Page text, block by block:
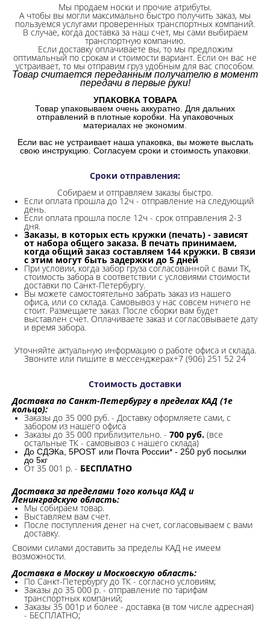
Мы продаем носки и прочие атрибуты.
А чтобы вы могли максимально быстро получить заказ, мы
пользуемся услугами проверенных транспортных компаний.
В случае, когда доставка за наш счет, мы сами выбираем
транспортную компанию.
Если доставку оплачиваете вы, то мы предложим
оптимальный по срокам и стоимости вариант. Если он вас не
устраивает, то мы отправим груз удобным для вас способом.
Товар считается переданным получателю в момент
передачи в первые руки!
УПАКОВКА ТОВАРА
Товар упаковываем очень аккуратно. Для дальних
отправлений в плотные коробки. На упаковочных
материалах не экономим.
Если вас не устраивает наша упаковка, вы можете выслать
свою инструкцию. Согласуем сроки и стоимость упаковки.
Сроки отправления:
Собираем и отправляем заказы быстро.
Если оплата прошла до 12ч - отправление на следующий
день.
Если оплата прошла после 12ч - срок отправления 2-3
дня.
Заказы, в которых есть кружки (печать) - зависят
от набора общего заказа. В печать принимаем,
когда общий заказ составляем 144 кружки. В связи
с этим могут быть задержки до 5 дней
При условии, когда забор груза согласованной с вами ТК,
стоимость забора в соответствии с условиями стоимости
доставки по Санкт-Петербургу.
Вы можете самостоятельно забрать заказ из нашего
офиса, или со склада. Самовывоз у нас совсем ничего не
стоит. Размещаете заказ. После сборки вам будет
выставлен счет. Оплачиваете заказ и согласовываете дату
и время забора.
Уточняйте актуальную информацию о работе офиса и склада.
Звоните или пишите в мессенджерах+7 (906) 251 52 24
Стоимость доставки
Доставка по Санкт-Петербургу в пределах КАД (1е
кольцо):
Заказы до 35 000 руб. - Доставку оформляете сами, с
забором из нашего офиса
Заказы до 35 000 приблизительно. - 700 руб. (все
остальные ТК - самовывоз с нашего склада)
До СДЭКа, 5POST или Почта России* - 250 руб посылки
до 5кг
От 35 001 р. - БЕСПЛАТНО
Доставка за пределами 1ого кольца КАД и
Ленинградскую область:
Мы собираем товар.
Выставляем вам счет.
После поступления денег на счет, согласовываем с вами
доставку.
Своими силами доставить за пределы КАД не имеем
возможности.​
Доставка в Москву и Московскую область:
По Санкт-Петербургу до ТК - согласно условиям;
Заказы до 35 000 р. - отправление по тарифам
транспортных компаний;
Заказы 35 001р и более - доставка (в том числе адресная)
- БЕСПЛАТНО;